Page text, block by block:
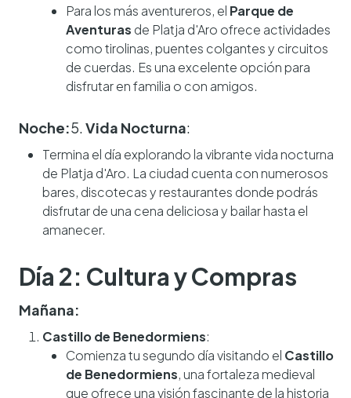
Para los más aventureros, el Parque de
Aventuras de Platja d'Aro ofrece actividades
como tirolinas, puentes colgantes y circuitos
de cuerdas. Es una excelente opción para
disfrutar en familia o con amigos.
Noche:5.Vida Nocturna:
Termina el día explorando la vibrante vida nocturna
de Platja d'Aro. La ciudad cuenta con numerosos
bares, discotecas y restaurantes donde podrás
disfrutar de una cena deliciosa y bailar hasta el
amanecer.
Día 2: Cultura y Compras
Mañana:
Castillo de Benedormiens:
Comienza tu segundo día visitando el Castillo
de Benedormiens, una fortaleza medieval
que ofrece una visión fascinante de la historia